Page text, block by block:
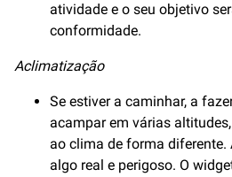
atividade e o seu objetivo
conformidade.
Aclimatização
Se estiver a caminhar, a
acampar em várias
ao clima de forma diferente.
algo real e perigoso. O